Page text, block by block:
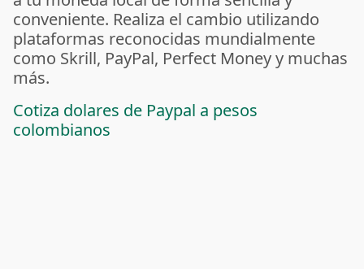
conveniente. Realiza el cambio utilizando
plataformas reconocidas mundialmente
como Skrill, PayPal, Perfect Money y muchas
más.
Cotiza dolares de Paypal a pesos
colombianos